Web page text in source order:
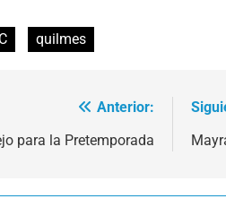
quilmes
Anterior:
para la Pretemporada